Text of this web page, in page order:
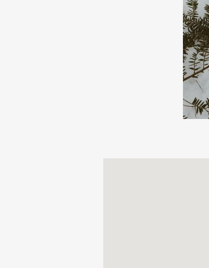
Nel
nei quartieri
11
Una serata
7 gennaio
lle 20.45